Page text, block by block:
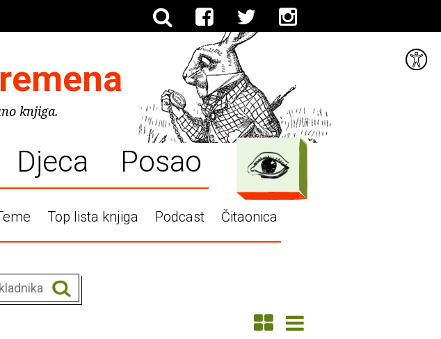
knjiga.
Djeca Posao
Top lista knjiga Podcast Čitaonica